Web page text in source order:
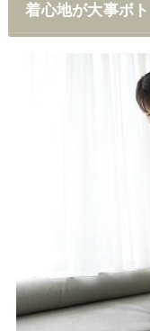
着心地が大事ボ